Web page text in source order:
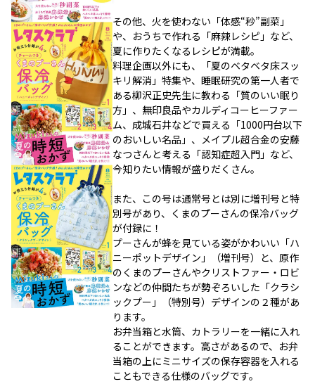
その他、火を使わない「体感“秒”副菜」
や、おうちで作れる「麻辣レシピ」など、
夏に作りたくなるレシピが満載。
料理企画以外にも、「夏のベタベタ床スッ
キリ解消」特集や、睡眠研究の第一人者で
ある柳沢正史先生に教わる「質のいい眠り
方」、無印良品やカルディコーヒーファー
ム、成城石井などで買える「1000円台以下
のおいしい名品」、メイプル超合金の安藤
なつさんと考える「認知症超入門」など、
今知りたい情報が盛りだくさん。
また、この号は通常号とは別に増刊号と特
別号があり、くまのプーさんの保冷バッグ
が付録に！
プーさんが蜂を見ている姿がかわいい「ハ
ニーポットデザイン」（増刊号）と、原作
のくまのプーさんやクリストファー・ロビ
ンなどの仲間たちが勢ぞろいした「クラシ
ックプー」（特別号）デザインの２種があ
ります。
お弁当箱と水筒、カトラリーを一緒に入れ
ることができます。高さがあるので、お弁
当箱の上にミニサイズの保存容器を入れる
こともできる仕様のバッグです。